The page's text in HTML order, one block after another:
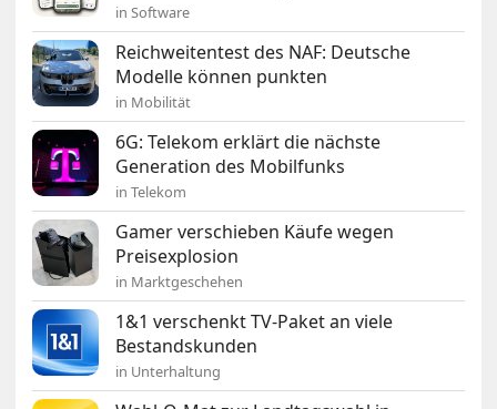
in Software
Reichweitentest des NAF: Deutsche
Modelle können punkten
in Mobilität
6G: Telekom erklärt die nächste
Generation des Mobilfunks
in Telekom
Gamer verschieben Käufe wegen
Preisexplosion
in Marktgeschehen
1&1 verschenkt TV-Paket an viele
Bestandskunden
in Unterhaltung